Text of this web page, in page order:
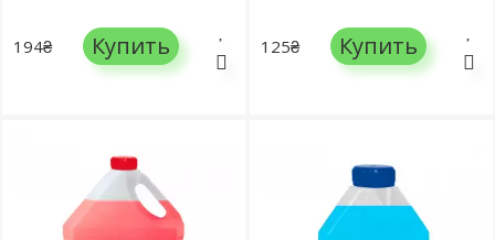
194₴ Купить 125₴ Купить